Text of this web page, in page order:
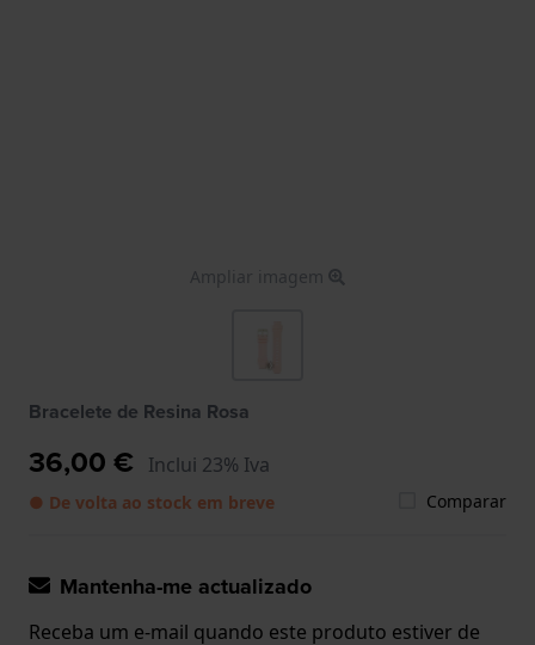
Ampliar imagem
Bracelete de Resina Rosa
36,00 € Inclui 23% Iva
● De volta ao stock em breve Comparar
Mantenha-me actualizado
Receba um e-mail quando este produto estiver de